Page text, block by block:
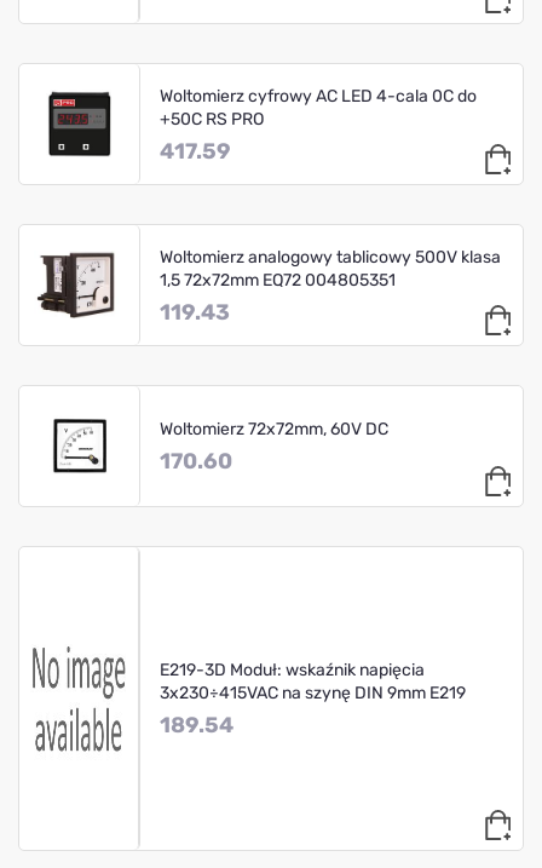
Woltomierz cyfrowy AC LED 4-cala 0C do
+50C RS PRO
417.59
Woltomierz analogowy tablicowy 500V klasa
1,5 72x72mm EQ72 004805351
119.43
Woltomierz 72x72mm, 60V DC
170.60
E219-3D Moduł: wskaźnik napięcia
3x230÷415VAC na szynę DIN 9mm E219
189.54